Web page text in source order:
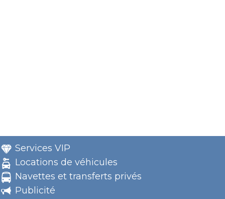
Services VIP
Locations de véhicules
Navettes et transferts privés
Publicité